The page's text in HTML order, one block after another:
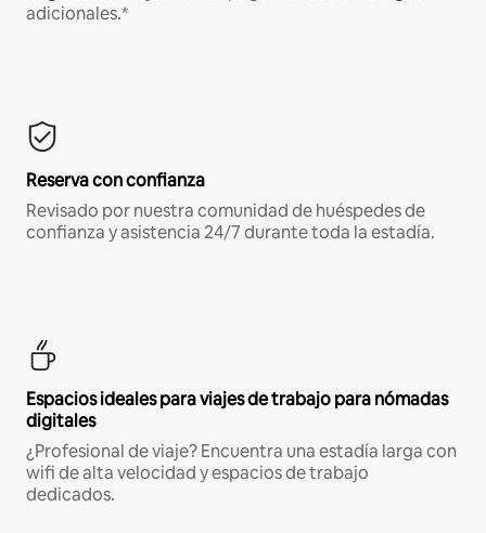
adicionales.*
Reserva con confianza
Revisado por nuestra comunidad de huéspedes de
confianza y asistencia 24/7 durante toda la estadía.
Espacios ideales para viajes de trabajo para nómadas
digitales
¿Profesional de viaje? Encuentra una estadía larga con
wifi de alta velocidad y espacios de trabajo
dedicados.